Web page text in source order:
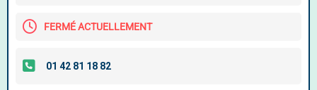
FERMÉ ACTUELLEMENT